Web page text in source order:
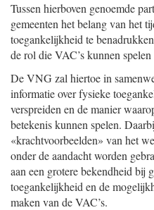
Tussen hierboven genoemde
gemeenten het belang van het
toegankelijkheid te
de rol die VAC’s kunnen
De VNG zal hiertoe in
informatie over fysieke
verspreiden en de manier
betekenis kunnen spelen.
«krachtvoorbeelden» van het
onder de aandacht worden
aan een grotere bekendheid bij
toegankelijkheid en de
maken van de VAC’s.